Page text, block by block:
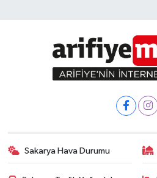
Sakarya Hava Durumu